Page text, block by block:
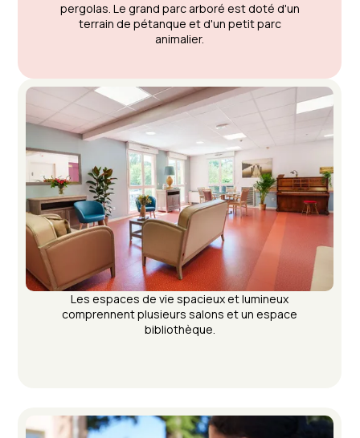
pergolas. Le grand parc arboré est doté d'un
terrain de pétanque et d'un petit parc
animalier.
Les espaces de vie spacieux et lumineux
comprennent plusieurs salons et un espace
bibliothèque.